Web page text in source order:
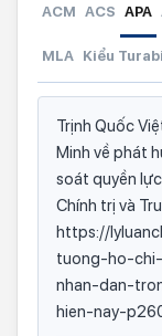
ACM ACS APA
MLA Kiểu
Trịnh Quốc
Minh về phát
soát quyền lực
Chính trị và
https://
tuong-ho-
nhan-dan-
hien-nay-